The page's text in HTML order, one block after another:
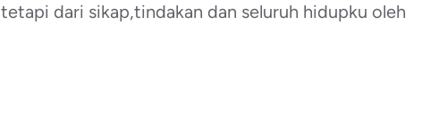
dari sikap,tindakan dan seluruh hidupku oleh